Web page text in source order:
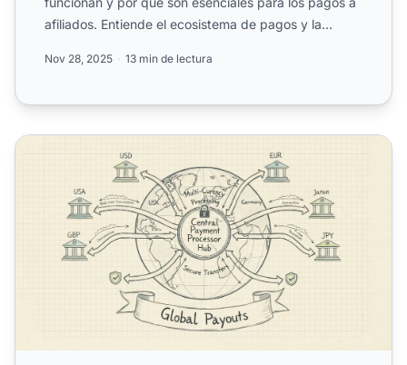
afiliados. Entiende el ecosistema de pagos y la
Nov 28, 2025 13 min de lectura
¿Cómo ayudan los procesadores de pagos con los